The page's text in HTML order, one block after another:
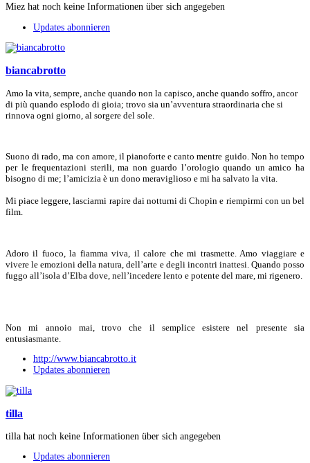
Miez hat noch keine Informationen über sich angegeben
Updates abonnieren
biancabrotto
Amo la vita, sempre, anche quando non la capisco, anche quando soffro, ancor
di più quando esplodo di gioia; trovo sia un’avventura straordinaria che si
rinnova ogni giorno, al sorgere del sole.
Suono di rado, ma con amore, il pianoforte e canto mentre guido. Non ho tempo
per le frequentazioni sterili, ma non guardo l’orologio quando un amico ha
bisogno di me; l’amicizia è un dono meraviglioso e mi ha salvato la vita.
Mi piace leggere, lasciarmi rapire dai notturni di Chopin e riempirmi con un bel
film.
Adoro il fuoco, la fiamma viva, il calore che mi trasmette. Amo viaggiare e
vivere le emozioni della natura, dell’arte e degli incontri inattesi. Quando posso
fuggo all’isola d’Elba dove, nell’incedere lento e potente del mare, mi rigenero.
Non mi annoio mai, trovo che il semplice esistere nel presente sia
entusiasmante.
http://www.biancabrotto.it
Updates abonnieren
tilla
tilla hat noch keine Informationen über sich angegeben
Updates abonnieren